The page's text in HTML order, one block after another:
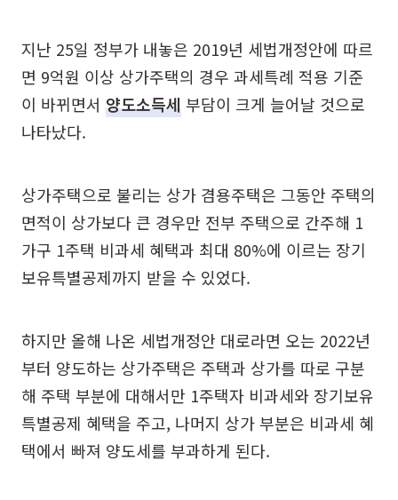
지난 25일 정부가 내놓은 2019년 세법개정안에 따르
면 9억원 이상 상가주택의 경우 과세특례 적용 기준
이 바뀌면서 양도소득세 부담이 크게 늘어날 것으로
나타났다.
상가주택으로 불리는 상가 겸용주택은 그동안 주택의
면적이 상가보다 큰 경우만 전부 주택으로 간주해 1
가구 1주택 비과세 혜택과 최대 80%에 이르는 장기
보유특별공제까지 받을 수 있었다.
하지만 올해 나온 세법개정안 대로라면 오는 2022년
부터 양도하는 상가주택은 주택과 상가를 따로 구분
해 주택 부분에 대해서만 1주택자 비과세와 장기보유
특별공제 혜택을 주고, 나머지 상가 부분은 비과세 혜
택에서 빠져 양도세를 부과하게 된다.